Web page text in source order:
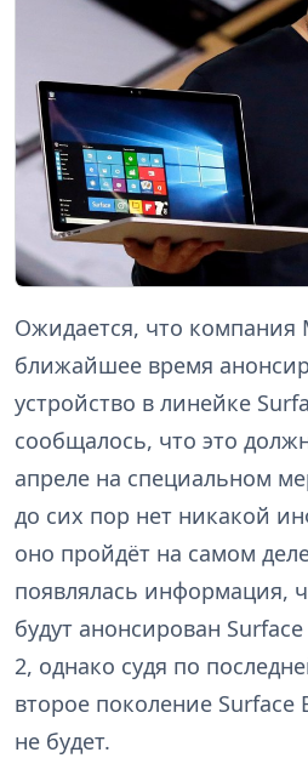
Ожидается, что компания
ближайшее время
устройство в линейке
сообщалось, что это
апреле на специальном
до сих пор нет никакой
оно пройдёт на самом
появлялась информация,
будут анонсирован
2, однако судя по
второе поколение Surface
не будет.